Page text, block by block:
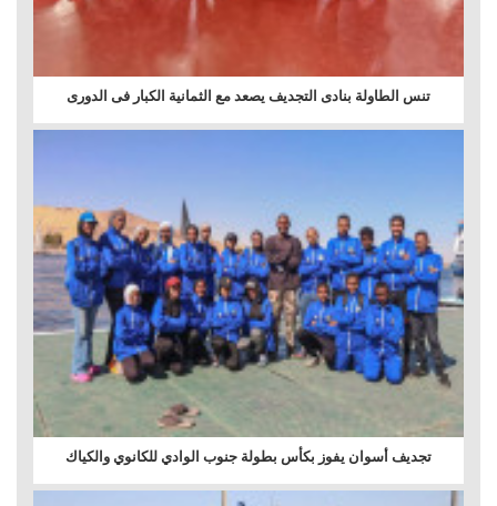
تنس الطاولة بنادى التجديف يصعد مع الثمانية الكبار فى الدورى
تجديف أسوان يفوز بكأس بطولة جنوب الوادي للكانوي والكياك